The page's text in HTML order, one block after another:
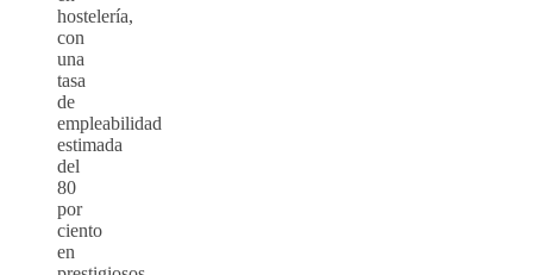
hostelería,
con
una
tasa
de
empleabilidad
estimada
del
80
por
ciento
en